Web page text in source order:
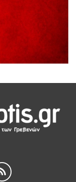
προς κ.